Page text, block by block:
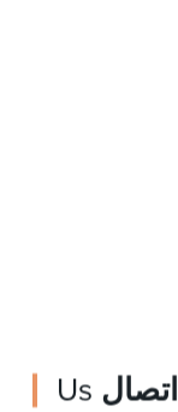
اتصال